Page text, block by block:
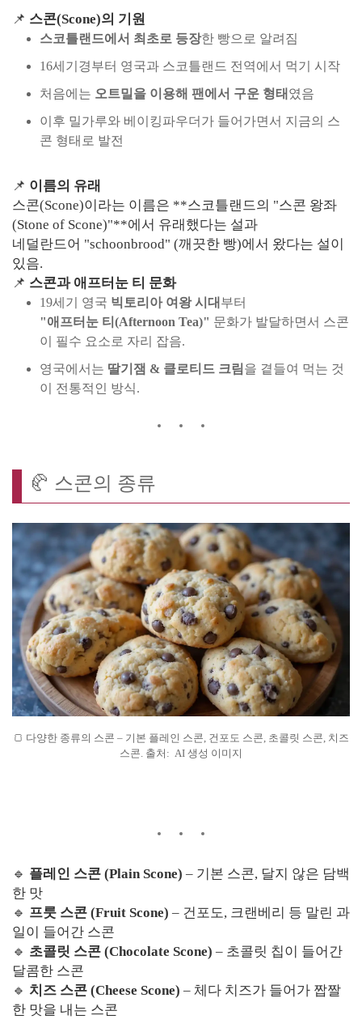
📌 스콘(Scone)의 기원
스코틀랜드에서 최초로 등장한 빵으로 알려짐
16세기경부터 영국과 스코틀랜드 전역에서 먹기 시작
처음에는 오트밀을 이용해 팬에서 구운 형태 였음
이후 밀가루와 베이킹파우더가 들어가면서 지금의 스
콘 형태로 발전
📌 이름의 유래
스콘(Scone)이라는 이름은 **스코틀랜드의 "스콘 왕좌
(Stone of Scone)"**에서 유래했다는 설과
네덜란드어 "schoonbrood" (깨끗한 빵)에서 왔다는 설이
있음.
📌 스콘과 애프터눈 티 문화
19세기 영국 빅토리아 여왕 시대 부터
"애프터눈 티(Afternoon Tea)" 문화가 발달하면서 스콘
이 필수 요소로 자리 잡음.
영국에서는 딸기잼 & 클로티드 크림 을 곁들여 먹는 것
이 전통적인 방식.
🥐 스콘의 종류
🍞 다양한 종류의 스콘 – 기본 플레인 스콘, 건포도 스콘, 초콜릿 스콘, 치즈
스콘. 출처: AI 생성 이미지
🔹 플레인 스콘 (Plain Scone) – 기본 스콘, 달지 않은 담백
한 맛
🔹 프룻 스콘 (Fruit Scone) – 건포도, 크랜베리 등 말린 과
일이 들어간 스콘
🔹 초콜릿 스콘 (Chocolate Scone) – 초콜릿 칩이 들어간
달콤한 스콘
🔹 치즈 스콘 (Cheese Scone) – 체다 치즈가 들어가 짭짤
한 맛을 내는 스콘